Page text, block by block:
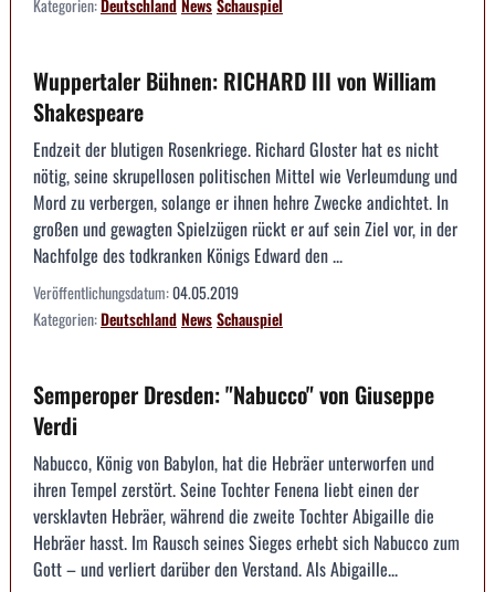
Kategorien: Deutschland NewsSchauspiel
Wuppertaler Bühnen: RICHARD III von William
Shakespeare
Endzeit der blutigen Rosenkriege. Richard Gloster hat es nicht
nötig, seine skrupellosen politischen Mittel wie Verleumdung und
Mord zu verbergen, solange er ihnen hehre Zwecke andichtet. In
großen und gewagten Spielzügen rückt er auf sein Ziel vor, in der
Nachfolge des todkranken Königs Edward den ...
Veröffentlichungsdatum:04.05.2019
Kategorien:DeutschlandNewsSchauspiel
Semperoper Dresden: "Nabucco" von Giuseppe
Verdi
Nabucco, König von Babylon, hat die Hebräer unterworfen und
ihren Tempel zerstört. Seine Tochter Fenena liebt einen der
versklavten Hebräer, während die zweite Tochter Abigaille die
Hebräer hasst. Im Rausch seines Sieges erhebt sich Nabucco zum
Gott – und verliert darüber den Verstand. Als Abigaille...